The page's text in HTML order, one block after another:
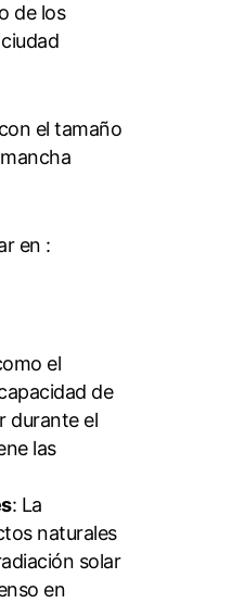
de los
el tamaño
en :
el
de
durante el
las
: La
naturales
solar
en